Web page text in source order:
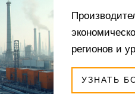
регионов и
строится их
факты о
УЗНАТЬ